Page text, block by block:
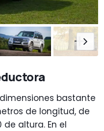
bastante
de longitud, de
de altura. En el